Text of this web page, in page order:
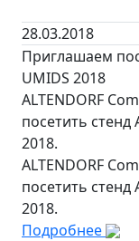
28.03.2018
Приглашаем
UMIDS 2018
ALTENDORF
посетить стенд
2018.
ALTENDORF
посетить стенд
2018.
Подробнее